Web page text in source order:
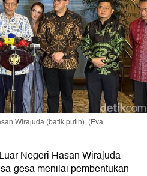
Wirajuda (batik putih). (Eva
Negeri Hasan Wirajuda
gesa menilai pembentukan